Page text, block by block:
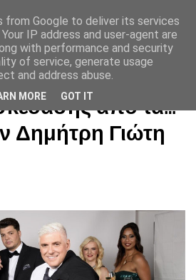
από τα…
Δημήτρη Γιώτη
from Google to deliver its services
IP address and user-agent are
with performance and security
of service, generate usage
and address abuse.
MORE GOT IT